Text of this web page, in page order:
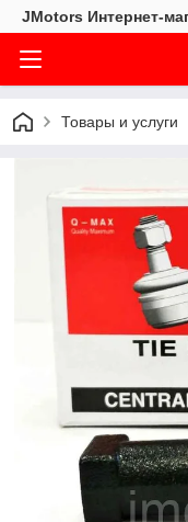
JMotors Интернет-
Товары и услуги